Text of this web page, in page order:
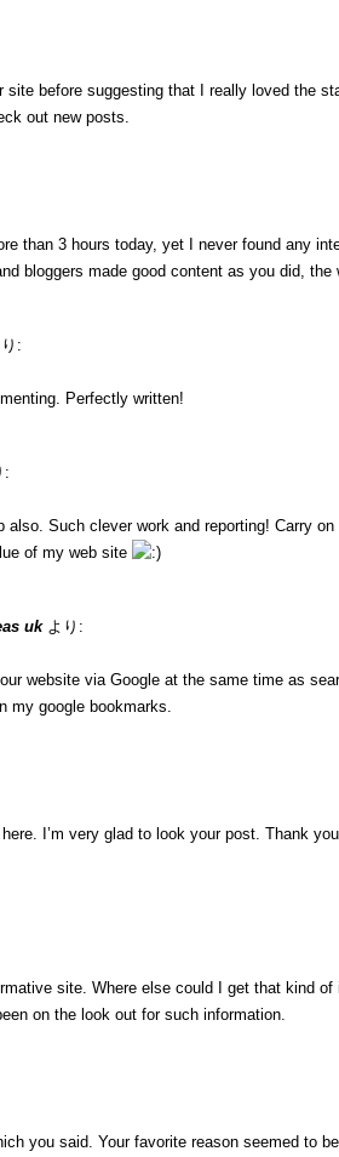
site before suggesting that I really loved the
out new posts.
than 3 hours today, yet I never found any
bloggers made good content as you did,
:
Perfectly written!
:
also. Such clever work and reporting! Carry
of my web site
uk より:
website via Google at the same time as
my google bookmarks.
I’m very glad to look your post. Thank
site. Where else could I get that kind
on the look out for such information.
you said. Your favorite reason seemed to